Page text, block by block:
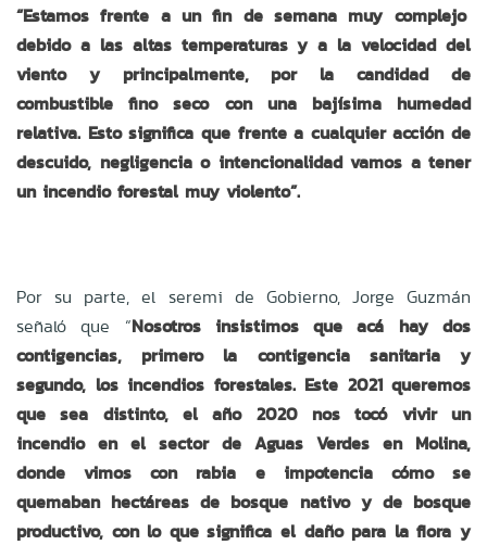
“Estamos frente a un fin de semana muy complejo
debido a las altas temperaturas y a la velocidad del
viento y principalmente, por la candidad de
combustible fino seco con una bajísima humedad
relativa. Esto significa que frente a cualquier acción de
descuido, negligencia o intencionalidad vamos a tener
un incendio forestal muy violento”.
Por su parte, el seremi de Gobierno, Jorge Guzmán
señaló que “Nosotros insistimos que acá hay dos
contigencias, primero la contigencia sanitaria y
segundo, los incendios forestales. Este 2021 queremos
que sea distinto, el año 2020 nos tocó vivir un
incendio en el sector de Aguas Verdes en Molina,
donde vimos con rabia e impotencia cómo se
quemaban hectáreas de bosque nativo y de bosque
productivo, con lo que significa el daño para la flora y